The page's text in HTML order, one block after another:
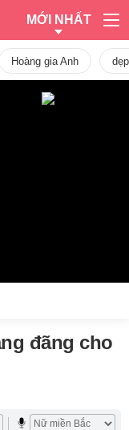
MỚI NHẤT
Hoàng gia Anh dẹp
đãng cho